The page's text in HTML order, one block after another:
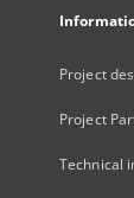
Project
Project
Technical